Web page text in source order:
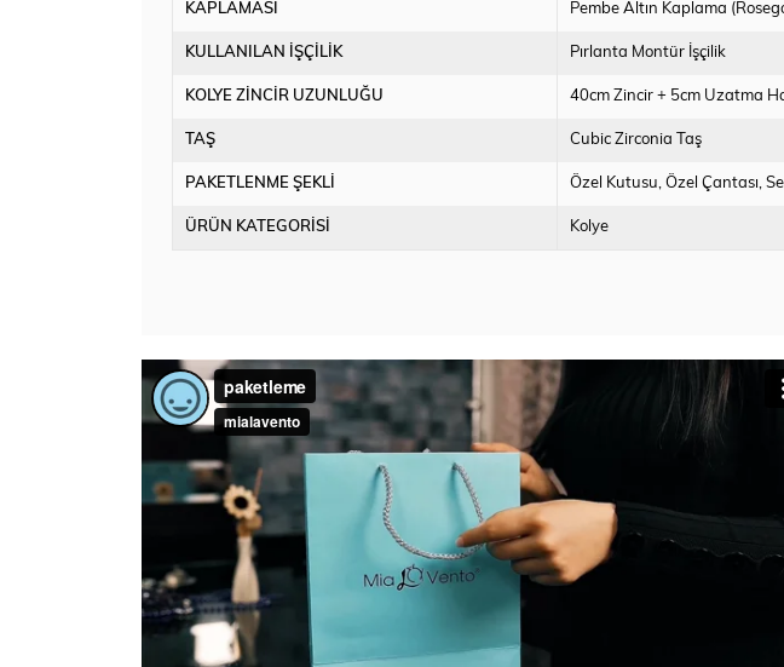
KAPLAMASI Pembe Altın Kaplama
KULLANILAN İŞÇİLİK Pırlanta Montür İşçilik
KOLYE ZİNCİR UZUNLUĞU 40cm Zincir + 5cm Uzatma
TAŞ Cubic Zirconia Taş
PAKETLENME ŞEKLİ Özel Kutusu Özel Çantası
ÜRÜN KATEGORİSİ Kolye